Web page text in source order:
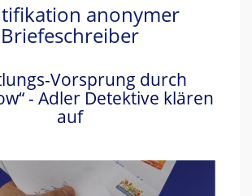
anonymer
Briefeschreiber
Vorsprung durch
- Adler Detektive klären
auf